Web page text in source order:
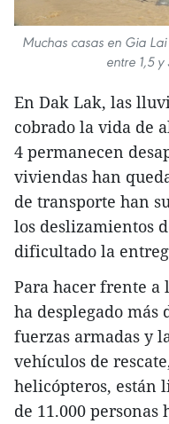
Muchas casas en Gia
entre 1,5
En Dak Lak, las
cobrado la vida de
4 permanecen
viviendas han
de transporte han
los deslizamientos
dificultado la
Para hacer frente a
ha desplegado más
fuerzas armadas y
vehículos de
helicópteros, están
de 11.000 personas